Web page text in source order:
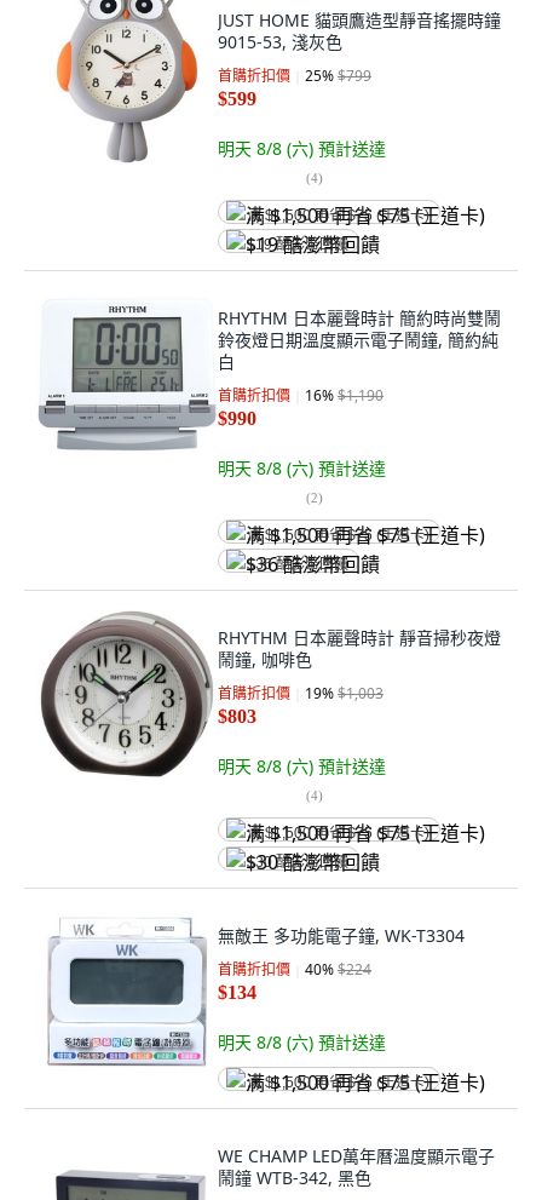
JUST HOME 貓頭鷹造型靜音搖擺時鐘
9015-53, 淺灰色
首購折扣價 25%$799
$599
明天 8/8 (六) 預計送達
(4)
满 $1,500 再省 $75 (王道卡)
$19 酷澎幣回饋
RHYTHM 日本麗聲時計 簡約時尚雙鬧
鈴夜燈日期溫度顯示電子鬧鐘, 簡約純
白
首購折扣價 16%$1,190
$990
明天 8/8 (六) 預計送達
(2)
满 $1,500 再省 $75 (王道卡)
$36 酷澎幣回饋
RHYTHM 日本麗聲時計 靜音掃秒夜燈
鬧鐘, 咖啡色
首購折扣價 19%$1,003
$803
明天 8/8 (六) 預計送達
(4)
满 $1,500 再省 $75 (王道卡)
$30 酷澎幣回饋
無敵王 多功能電子鐘, WK-T3304
首購折扣價 40%$224
$134
明天 8/8 (六) 預計送達
满 $1,500 再省 $75 (王道卡)
WE CHAMP LED萬年曆溫度顯示電子
鬧鐘 WTB-342, 黑色